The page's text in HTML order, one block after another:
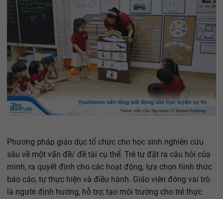
Phương pháp giáo dục tổ chức cho học sinh nghiên cứu
sâu về một vấn đề/ đề tài cụ thể. Trẻ tự đặt ra câu hỏi của
mình, ra quyết định cho các hoạt động, lựa chọn hình thức
báo cáo, tự thực hiện và điều hành. Giáo viên đóng vai trò
là người định hướng, hỗ trợ, tạo môi trường cho trẻ thực